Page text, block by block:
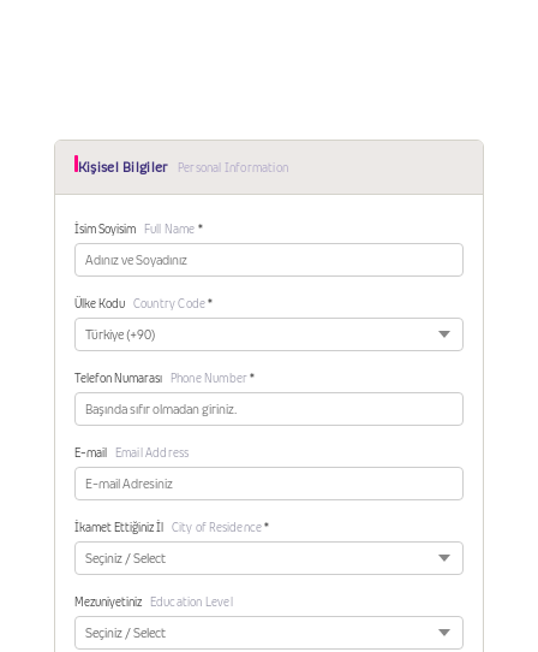
Kişisel Bilgiler Personal Information
İsim Soyisim Full Name *
Ülke Kodu Country Code*
Telefon Numarası Phone Number*
E-mail Email Address
İkamet Ettiğiniz İl City of Residence*
Mezuniyetiniz Education Level